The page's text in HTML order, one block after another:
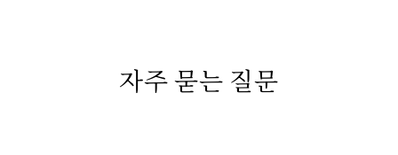
자주 묻는 질문